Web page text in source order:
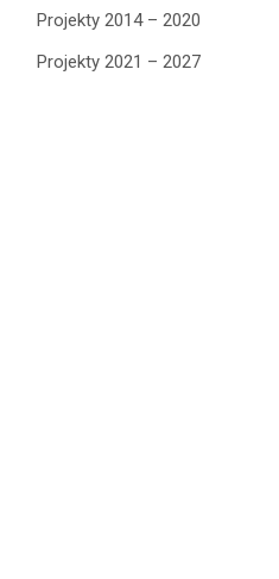
Projekty 2014 – 2020
Projekty 2021 – 2027